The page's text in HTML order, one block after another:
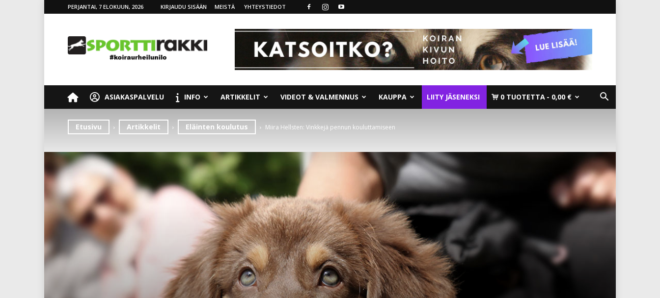
PERJANTAI, 7 ELOKUUN, 2026 KIRJAUDU SISÄÄN MEISTÄ YHTEYSTIEDOT
ASIAKASPALVELU INFO ARTIKKELIT VIDEOT & VALMENNUS KAUPPA LIITY JÄSENEKSI 0 TUOTETTA 0,00 €
Etusivu Artikkelit Eläinten koulutus Miira Hellsten: Vinkkejä pennun kouluttamiseen